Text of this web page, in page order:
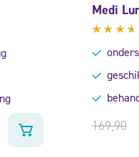
Medi
3.50
169,90